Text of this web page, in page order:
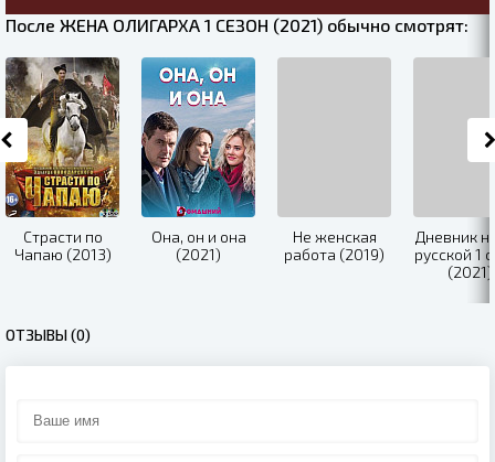
После ЖЕНА ОЛИГАРХА 1 СЕЗОН (2021) обычно смотрят:
Страсти по
Чапаю (2013)
Она, он и она
(2021)
Не женская
работа (2019)
Дневник
русской 1
(2021)
ОТЗЫВЫ (0)